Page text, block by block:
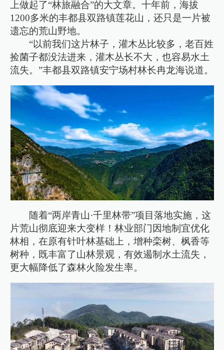
上做起了“林旅融合”的大文章。十年前，海拔
1200多米的丰都县双路镇莲花山，还只是一片被
遗忘的荒山野地。
“以前我们这片林子，灌木丛比较多，老百姓
捡菌子都没法进来，灌木丛长不大，也容易水土
流失。”丰都县双路镇安宁场村林长冉龙海说道。
随着“两岸青山·千里林带”项目落地实施，这
片荒山彻底迎来大变样！林业部门因地制宜优化
林相，在原有针叶林基础上，增种栾树、枫香等
树种，既丰富了山林景观，有效遏制水土流失，
更大幅降低了森林火险发生率。